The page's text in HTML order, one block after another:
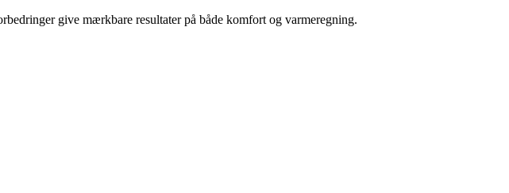
give mærkbare resultater på både komfort og varmeregning.